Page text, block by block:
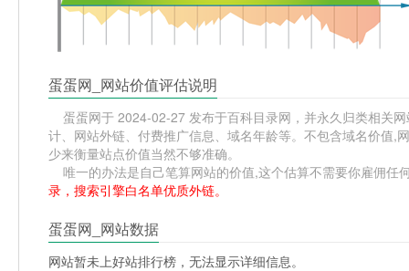
蛋蛋网_网站价值评估说明
蛋蛋网于 2024-02-27 发布于百科目录网，并永久归类相关
计、网站外链、付费推广信息、域名年龄等。不包含域名价值
少来衡量站点价值当然不够准确。
唯一的办法是自己笔算网站的价值,这个估算不需要你雇佣任
录，搜索引擎白名单优质外链。
蛋蛋网_网站数据
网站暂未上好站排行榜，无法显示详细信息。